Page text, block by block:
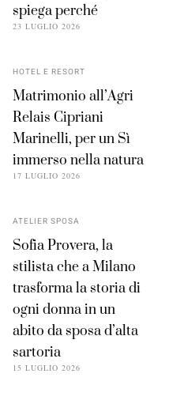
spiega perché
23 LUGLIO 2026
HOTEL E RESORT
Matrimonio all’Agri
Relais Cipriani
Marinelli, per un Sì
immerso nella natura
17 LUGLIO 2026
ATELIER SPOSA
Sofia Provera, la
stilista che a Milano
trasforma la storia di
ogni donna in un
abito da sposa d’alta
sartoria
15 LUGLIO 2026